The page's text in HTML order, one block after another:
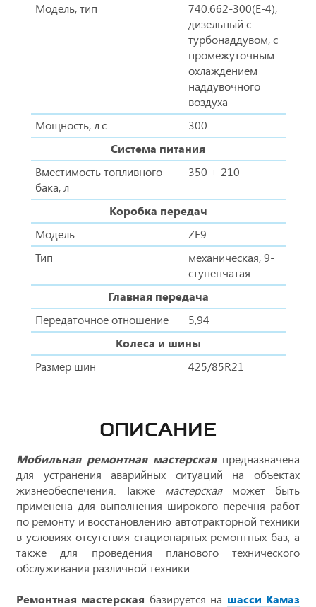
Модель, тип
740.662-300(Е-4),
дизельный с
турбонаддувом, с
промежуточным
охлаждением
наддувочного
воздуха
Мощность, л.с.
300
Система питания
Вместимость топливного
бака, л
350 + 210
Коробка передач
Модель
ZF9
Тип
механическая, 9-
ступенчатая
Главная передача
Передаточное отношение
5,94
Колеса и шины
Размер шин
425/85R21
ОПИСАНИЕ
Мобильная ремонтная мастерскаяпредназначена
для устранения аварийных ситуаций на объектах
жизнеобеспечения. Также мастерскаяможет быть
применена для выполнения широкого перечня работ
по ремонту и восстановлению автотракторной техники
в условиях отсутствия стационарных ремонтных баз, а
также для проведения планового технического
обслуживания различной техники.
Ремонтная мастерская базируется на шасси Камаз